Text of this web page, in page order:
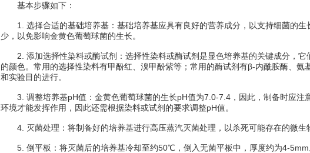
基本步骤如下：
1. 选择合适的基础培养基：基础培养基应具有良好的营养成分，以支持细菌的生
少，以免影响金黄色葡萄球菌的生长。
2. 添加选择性染料或酶试剂：选择性染料或酶试剂是显色培养基的关键成分，它
的颜色。常用的选择性染料有甲酚红、溴甲酚紫等；常用的酶试剂有β-内酰胺酶、
和实验目的进行。
3. 调整培养基pH值：金黄色葡萄球菌的生长pH值为7.0-7.4，因此，制备时应注
环境才能发挥作用，因此还需根据染料或试剂的要求调整pH值。
4. 灭菌处理：将制备好的培养基进行高压蒸汽灭菌处理，以杀死可能存在的微生
5. 倒平板：将灭菌后的培养基冷却至约50℃，倒入无菌平板中，厚度约为4-5mm